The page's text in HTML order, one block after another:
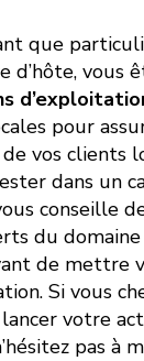
que
d’hôte, vous
pour
vos clients
dans un
conseille
du domaine
de mettre
Si vous
votre
pas à